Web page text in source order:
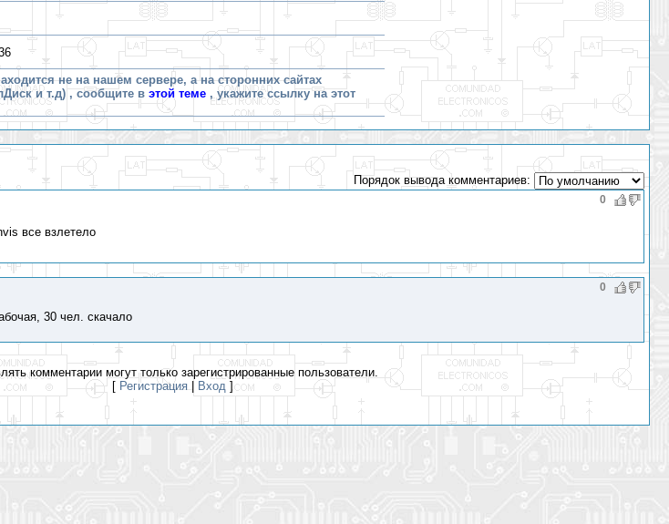
не на нашем сервере, а на сторонних сайтах
и т.д) , сообщите в этой теме, укажите ссылку на этот
Порядок вывода комментариев:
0
все взлетело
0
30 чел. скачало
комментарии могут только зарегистрированные пользователи.
[ Регистрация| Вход ]